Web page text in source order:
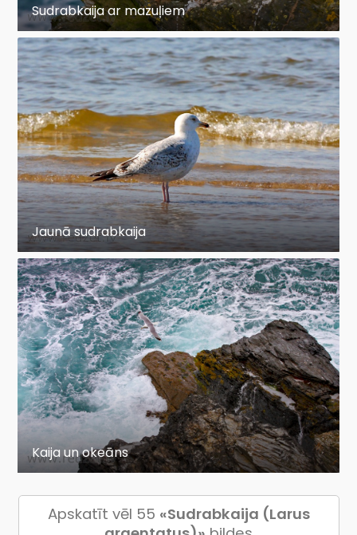
Sudrabkaija ar mazuļiem
Jaunā sudrabkaija
Kaija un okeāns
Apskatīt vēl 55 «Sudrabkaija (Larus